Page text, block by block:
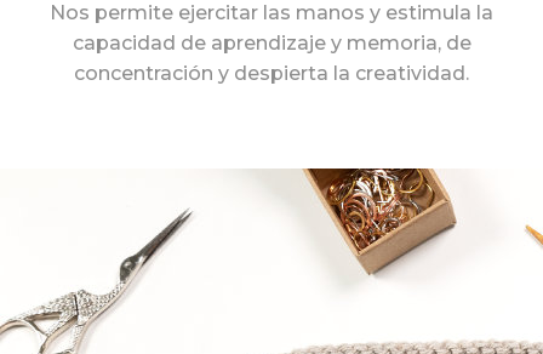
Nos permite ejercitar las manos y estimula la
capacidad de aprendizaje y memoria, de
concentración y despierta la creatividad.